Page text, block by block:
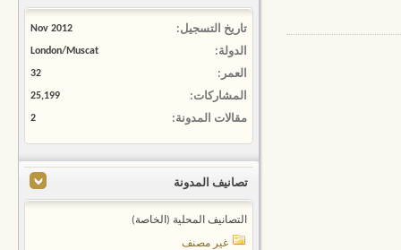
تاريخ التسجيل Nov 2012
الدولة London/Muscat
العمر 32
المشاركات 25,199
مقالات المدونة 2
تصانيف المدونة
التصانيف المحلية (الخاصة)
غير مصنف